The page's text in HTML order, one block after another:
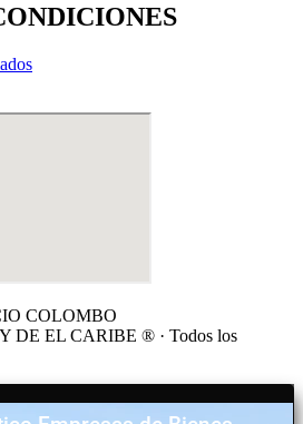
COLOMBO
DE EL CARIBE ® · Todos los